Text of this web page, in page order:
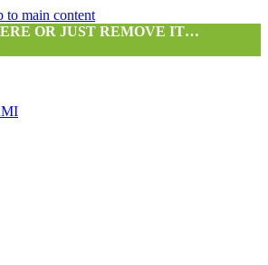
to main content
OR JUST REMOVE IT…